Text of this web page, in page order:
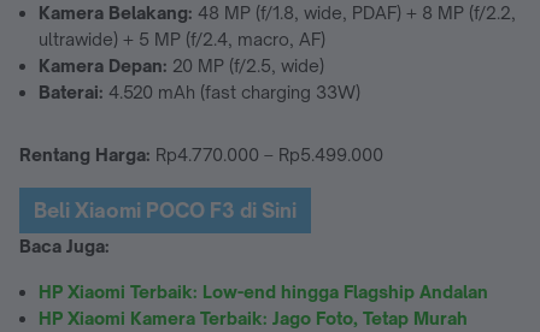
Kamera Belakang: 48 MP (f/1.8, wide, PDAF) + 8 MP (f/2.2,
ultrawide) + 5 MP (f/2.4, macro, AF)
Kamera Depan: 20 MP (f/2.5, wide)
Baterai: 4.520 mAh (fast charging 33W)
Rentang Harga: Rp4.770.000 – Rp5.499.000
Beli Xiaomi POCO F3 di Sini
Baca Juga:
HP Xiaomi Terbaik: Low-end hingga Flagship Andalan
HP Xiaomi Kamera Terbaik: Jago Foto, Tetap Murah